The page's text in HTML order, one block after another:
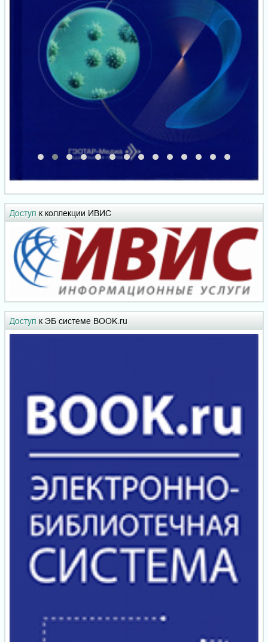
Доступ к коллекции ИВИС
Доступ к ЭБ системе BOOK.ru